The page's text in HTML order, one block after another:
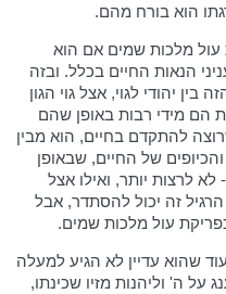
הוא בורח מהם.
עול מלכות שמים אם הוא
הנאות החיים בכלל. ובזה
יהודי לגוי, אצל גוי הגון
הם מידי רבות באופן שהם
להתקדם בחיים, הוא מבין
של החיים, שבאופן
לרצות יותר, ואילו אצל
זה יכול להסתדר, אבל
עול מלכות שמים.
שהוא עדיין לא הגיע למעלה
על ה' וליהנות מזיו שכינתו,